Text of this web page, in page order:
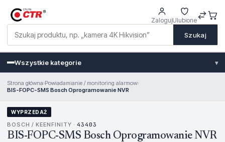
Szukaj
ZalogujUlubione
Wszystkie kategorie ▾
Strona główna›Powiadamianie / monitoring alarmow›
BIS-FOPC-SMS Bosch Oprogramowanie NVR
WYPRZEDAŻ
BOSCH / KEENFINITY · 43403
BIS-FOPC-SMS Bosch Oprogramowanie NVR